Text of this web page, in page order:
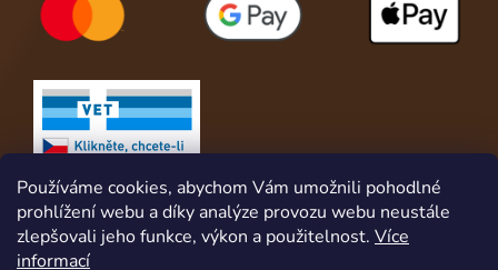
Používáme cookies, abychom Vám umožnili pohodlné
prohlížení webu a díky analýze provozu webu neustále
zlepšovali jeho funkce, výkon a použitelnost. Více
informací